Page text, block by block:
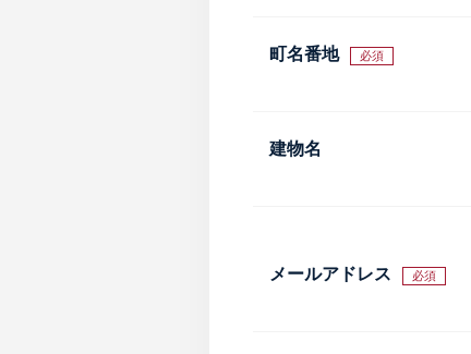
町名番地 必須
建物名
メールアドレス 必須